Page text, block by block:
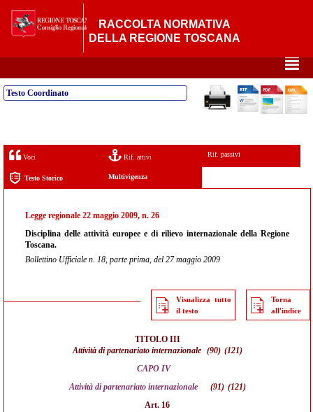
RACCOLTA NORMATIVA
DELLA REGIONE TOSCANA
²
Testo Coordinato
Voci Rif. attivi Rif. passivi
Testo Storico Multivigenza
Legge regionale 22 maggio 2009, n. 26
Disciplina delle attività europee e di rilievo internazionale della Regione
Toscana.
Bollettino Ufficiale n. 18, parte prima, del 27 maggio 2009
Visualizza tutto
il testo
Torna
all'indice
TITOLO III
Attività di partenariato internazionale (90) (121)
CAPO IV
Attività di partenariato internazionale
(91) (121)
Art. 16